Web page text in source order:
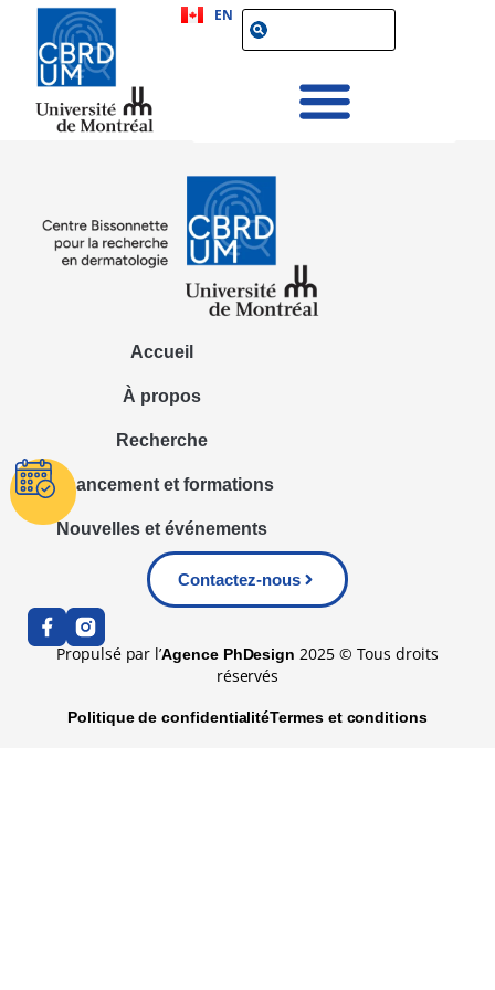
EN
Accueil
À propos
Recherche
Financement et formations
Nouvelles et événements
Contactez-nous
Propulsé par l’Agence PhDesign 2025 © Tous droits
réservés
Politique de confidentialitéTermes et conditions